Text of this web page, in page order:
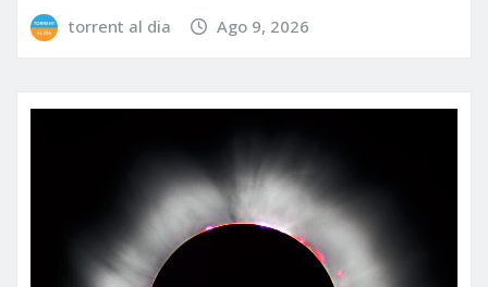
torrent al dia Ago 9, 2026